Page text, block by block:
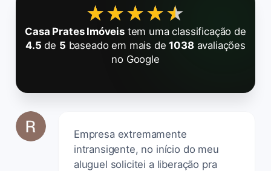
★★★★★
★★★★★
Casa Prates Imóveis tem uma classificação de
4.5 de 5 baseado em mais de1038avaliações
no Google
Empresa extremamente
intransigente, no início do meu
aluguel solicitei a liberação pra